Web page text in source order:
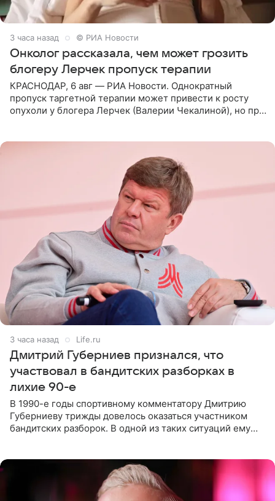
3 часа назад © РИА Новости
Онколог рассказала, чем может грозить
блогеру Лерчек пропуск терапии
КРАСНОДАР, 6 авг — РИА Новости. Однократный
пропуск таргетной терапии может привести к росту
опухоли у блогера Лерчек (Валерии Чекалиной), но при
3 часа назад Life.ru
Дмитрий Губерниев признался, что
участвовал в бандитских разборках в
лихие 90-е
В 1990-е годы спортивному комментатору Дмитрию
Губерниеву трижды довелось оказаться участником
бандитских разборок. В одной из таких ситуаций ему